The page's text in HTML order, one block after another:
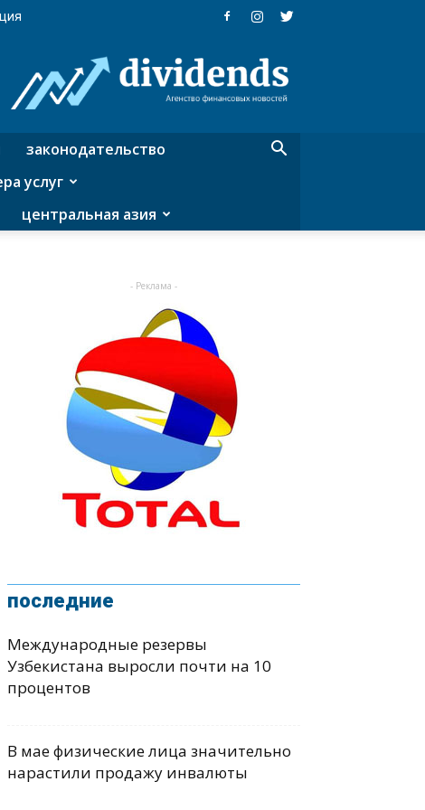
агентство
финансовых
законодательство
услуг
центральная азия
- Реклама -
последние
Международные резервы
Узбекистана выросли почти на 10
процентов
В мае физические лица значительно
нарастили продажу инвалюты